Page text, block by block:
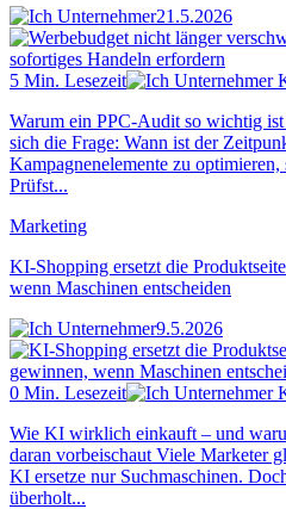
21.5.2026
5 Min. Lesezeit
Warum ein PPC-Audit so wichtig
sich die Frage: Wann ist der
Kampagnenelemente zu
Prüfst...
Marketing
KI-Shopping ersetzt die
wenn Maschinen entscheiden
9.5.2026
0 Min. Lesezeit
Wie KI wirklich einkauft – und
daran vorbeischaut Viele Marketer
KI ersetze nur Suchmaschinen.
überholt...